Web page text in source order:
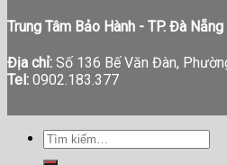
Trung Tâm Bảo Hành - TP. Đà Nẵng
Địa chỉ: Số 136 Bế Văn Đàn,
Tel: 0902.183.377
Tìm
kiếm: